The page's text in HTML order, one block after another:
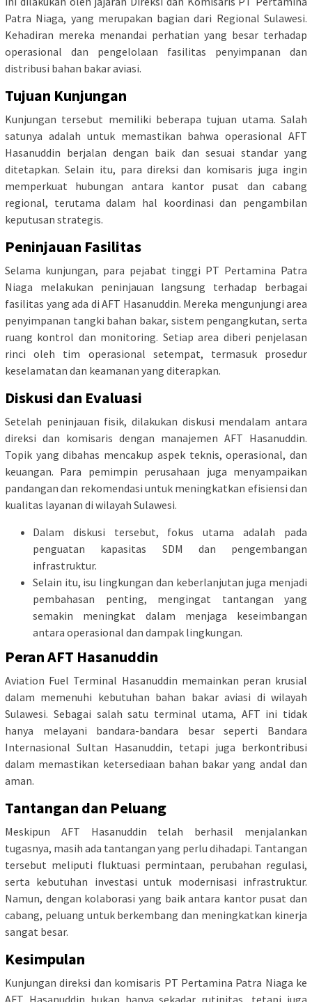
Patra Niaga, yang merupakan bagian dari Regional Sulawesi.
Kehadiran mereka menandai perhatian yang besar terhadap
operasional dan pengelolaan fasilitas penyimpanan dan
distribusi bahan bakar aviasi.
Tujuan Kunjungan
Kunjungan tersebut memiliki beberapa tujuan utama. Salah
satunya adalah untuk memastikan bahwa operasional AFT
Hasanuddin berjalan dengan baik dan sesuai standar yang
ditetapkan. Selain itu, para direksi dan komisaris juga ingin
memperkuat hubungan antara kantor pusat dan cabang
regional, terutama dalam hal koordinasi dan pengambilan
keputusan strategis.
Peninjauan Fasilitas
Selama kunjungan, para pejabat tinggi PT Pertamina Patra
Niaga melakukan peninjauan langsung terhadap berbagai
fasilitas yang ada di AFT Hasanuddin. Mereka mengunjungi area
penyimpanan tangki bahan bakar, sistem pengangkutan, serta
ruang kontrol dan monitoring. Setiap area diberi penjelasan
rinci oleh tim operasional setempat, termasuk prosedur
keselamatan dan keamanan yang diterapkan.
Diskusi dan Evaluasi
Setelah peninjauan fisik, dilakukan diskusi mendalam antara
direksi dan komisaris dengan manajemen AFT Hasanuddin.
Topik yang dibahas mencakup aspek teknis, operasional, dan
keuangan. Para pemimpin perusahaan juga menyampaikan
pandangan dan rekomendasi untuk meningkatkan efisiensi dan
kualitas layanan di wilayah Sulawesi.
Dalam diskusi tersebut, fokus utama adalah pada
penguatan kapasitas SDM dan pengembangan
infrastruktur.
Selain itu, isu lingkungan dan keberlanjutan juga menjadi
pembahasan penting, mengingat tantangan yang
semakin meningkat dalam menjaga keseimbangan
antara operasional dan dampak lingkungan.
Peran AFT Hasanuddin
Aviation Fuel Terminal Hasanuddin memainkan peran krusial
dalam memenuhi kebutuhan bahan bakar aviasi di wilayah
Sulawesi. Sebagai salah satu terminal utama, AFT ini tidak
hanya melayani bandara-bandara besar seperti Bandara
Internasional Sultan Hasanuddin, tetapi juga berkontribusi
dalam memastikan ketersediaan bahan bakar yang andal dan
aman.
Tantangan dan Peluang
Meskipun AFT Hasanuddin telah berhasil menjalankan
tugasnya, masih ada tantangan yang perlu dihadapi. Tantangan
tersebut meliputi fluktuasi permintaan, perubahan regulasi,
serta kebutuhan investasi untuk modernisasi infrastruktur.
Namun, dengan kolaborasi yang baik antara kantor pusat dan
cabang, peluang untuk berkembang dan meningkatkan kinerja
sangat besar.
Kesimpulan
Kunjungan direksi dan komisaris PT Pertamina Patra Niaga ke